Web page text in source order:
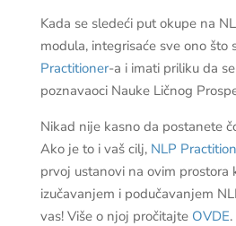
Kada se sledeći put okupe na
modula, integrisaće sve ono što
Practitioner-a i imati priliku da
poznavaoci Nauke Ličnog
Nikad nije kasno da postanete
Ako je to i vaš cilj, NLP
prvoj ustanovi na ovim prostora
izučavanjem i podučavanjem
vas! Više o njoj pročitajte OVDE.